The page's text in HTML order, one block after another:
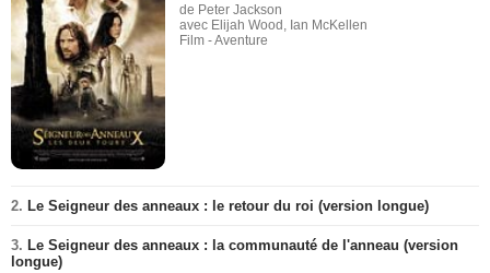
de Peter Jackson
avec Elijah Wood, Ian McKellen
Film - Aventure
2. Le Seigneur des anneaux : le retour du roi (version longue)
3. Le Seigneur des anneaux : la communauté de l'anneau (version
longue)